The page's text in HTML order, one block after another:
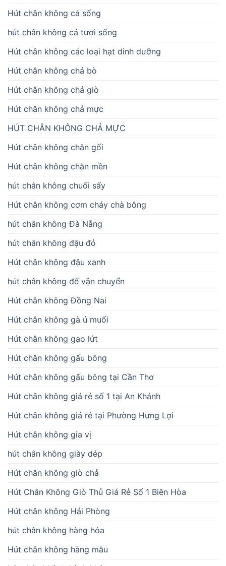
Hút chân không cá sống
hút chân không cá tươi sống
Hút chân không các loại hạt dinh dưỡng
Hút chân không chả bò
Hút chân không chả giò
Hút chân không chả mực
HÚT CHÂN KHÔNG CHẢ MỰC
Hút chân không chăn gối
Hút chân không chăn mền
hút chân không chuối sấy
Hút chân không cơm cháy chà bông
hút chân không Đà Nẵng
hút chân không đậu đỏ
Hút chân không đậu xanh
hút chân không để vận chuyển
Hút chân không Đồng Nai
Hút chân không gà ủ muối
Hút chân không gạo lứt
Hút chân không gấu bông
Hút chân không gấu bông tại Cần Thơ
Hút chân không giá rẻ số 1 tại An Khánh
Hút chân không giá rẻ tại Phường Hưng Lợi
Hút chân không gia vị
hút chân không giày dép
Hút chân không giò chả
Hút Chân Không Giò Thủ Giá Rẻ Số 1 Biên Hòa
Hút chân không Hải Phòng
hút chân không hàng hóa
Hút chân không hàng mẫu